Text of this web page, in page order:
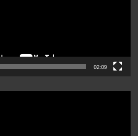
02:09